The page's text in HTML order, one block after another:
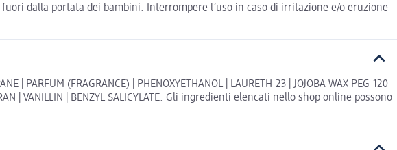
dalla portata dei bambini. Interrompere l’uso in caso di irritazione e/o eruzione
| PARFUM (FRAGRANCE) | PHENOXYETHANOL | LAURETH-23 | JOJOBA WAX PEG-120
| VANILLIN | BENZYL SALICYLATE. Gli ingredienti elencati nello shop online possono